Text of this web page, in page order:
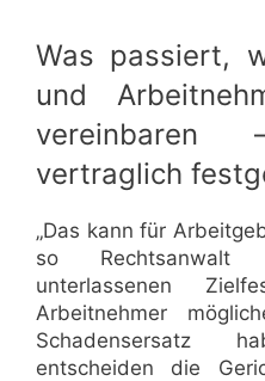
Was passiert,
und
vertraglich
„Das kann für
so
unterlassenen
Arbeitnehmer
Schadensersatz
entscheiden die